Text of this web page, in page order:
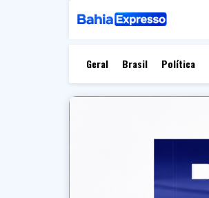
Geral Brasil Política